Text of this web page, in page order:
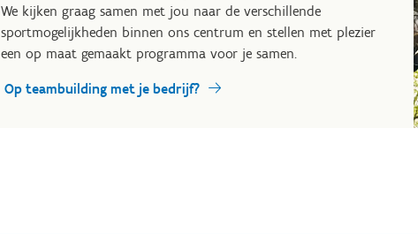
We kijken graag samen met jou naar de verschillende
sportmogelijkheden binnen ons centrum en stellen met plezier
een op maat gemaakt programma voor je samen.
Op teambuilding met je bedrijf?